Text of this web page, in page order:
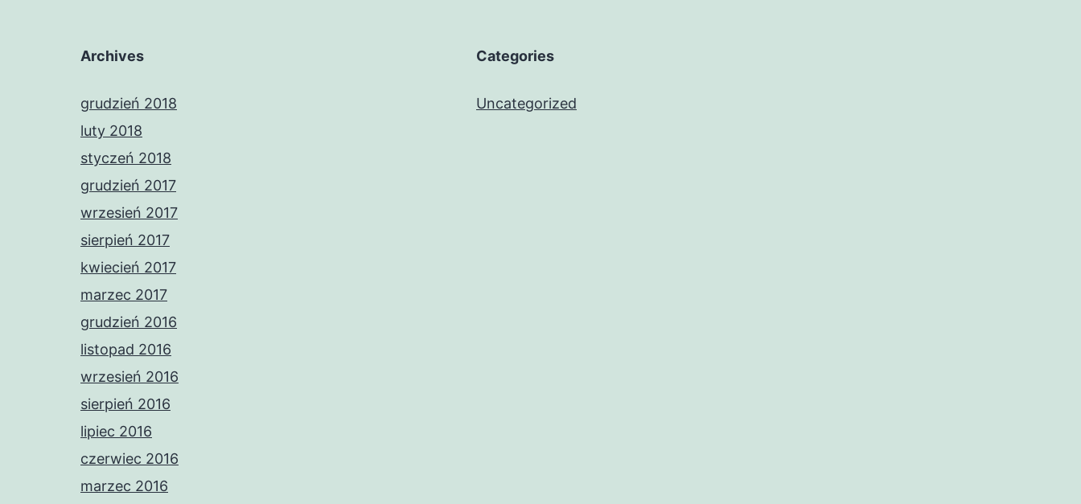
Archives
grudzień 2018
luty 2018
styczeń 2018
grudzień 2017
wrzesień 2017
sierpień 2017
kwiecień 2017
marzec 2017
grudzień 2016
listopad 2016
wrzesień 2016
sierpień 2016
lipiec 2016
czerwiec 2016
marzec 2016
Categories
Uncategorized